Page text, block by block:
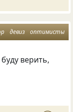
девиз оптимисты
верить,